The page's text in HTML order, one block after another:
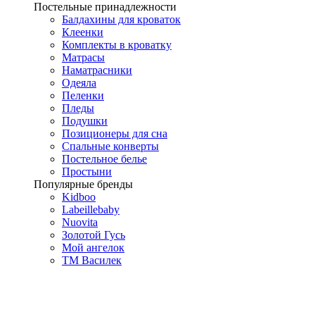
Постельные принадлежности
Балдахины для кроваток
Клеенки
Комплекты в кроватку
Матрасы
Наматрасники
Одеяла
Пеленки
Пледы
Подушки
Позиционеры для сна
Спальные конверты
Постельное белье
Простыни
Популярные бренды
Kidboo
Labeillebaby
Nuovita
Золотой Гусь
Мой ангелок
ТМ Василек